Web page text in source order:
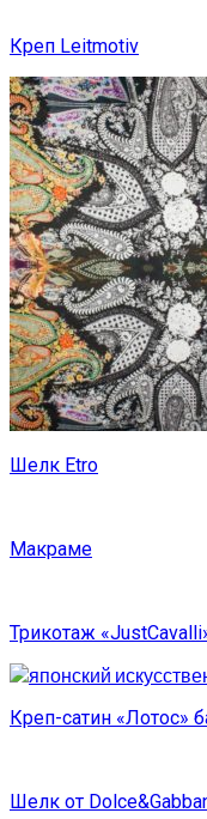
Креп Leitmotiv
Шелк Etro
Макраме
Трикотаж
Креп-сатин «Лотос»
Шелк от